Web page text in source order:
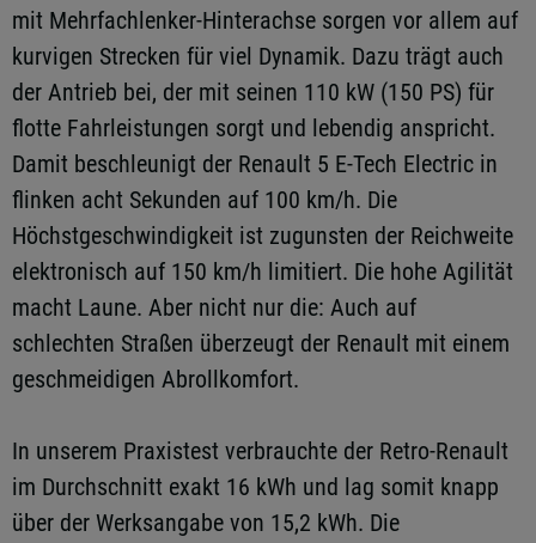
mit Mehrfachlenker-Hinterachse sorgen vor allem auf
kurvigen Strecken für viel Dynamik. Dazu trägt auch
der Antrieb bei, der mit seinen 110 kW (150 PS) für
flotte Fahrleistungen sorgt und lebendig anspricht.
Damit beschleunigt der Renault 5 E-Tech Electric in
flinken acht Sekunden auf 100 km/h. Die
Höchstgeschwindigkeit ist zugunsten der Reichweite
elektronisch auf 150 km/h limitiert. Die hohe Agilität
macht Laune. Aber nicht nur die: Auch auf
schlechten Straßen überzeugt der Renault mit einem
geschmeidigen Abrollkomfort.
In unserem Praxistest verbrauchte der Retro-Renault
im Durchschnitt exakt 16 kWh und lag somit knapp
über der Werksangabe von 15,2 kWh. Die